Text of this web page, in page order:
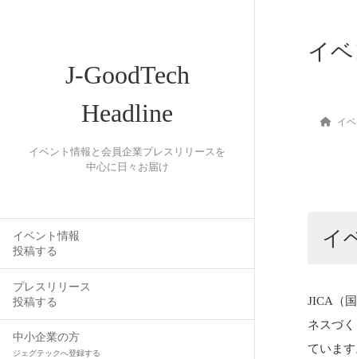
J-GoodTech
Headline
イベント情報と会員企業プレスリリースを
中心に日々お届け
イベント情報
投稿する
プレスリリース
投稿する
中小企業の方
ジェグテックへ登録する
イ
イ
イ
JICA（
ネスづ
ていま